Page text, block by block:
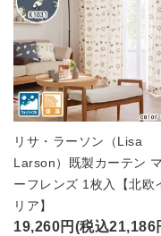
リサ・ラーソン（Lisa
Larson）既製カーテン
ーフレンズ 1枚入【北欧
リア】
19,260円(税込21,186